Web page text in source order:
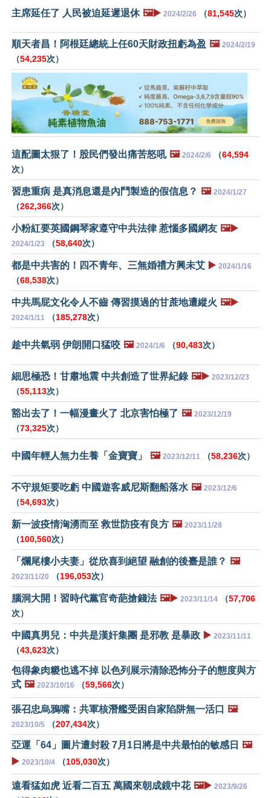
主席延任了 人民被迫延遲退休 🖼️▶️ 2024/2/26 （81,545次）
順天者昌！阿根廷總統上任60天財政扭虧為盈 🖼️ 2024/2/19
（54,235次）
這配圖太狠了！股民們發出痛苦怒吼 🖼️ 2024/2/6 （64,594
次）
習患重病 是真消息還是內鬥製造的假信息？ 🖼️ 2024/1/27
（262,366次）
小粉紅要英國鋼琴家遵守中共法律 惹惱多國網友 🖼️▶️
2024/1/23 （58,640次）
都是中共害的！四不青年、三無婚禮方興未艾 ▶️ 2024/1/16
（68,538次）
中共馬屁文化令人不齒 傳習摸過的甘蔗地遭縱火 🖼️▶️
2024/1/11 （185,278次）
趁中共氣弱 伊朗開口猛咬 🖼️ 2024/1/6 （90,483次）
細思極恐！甘肅地震 中共創造了世界紀錄 🖼️▶️ 2023/12/23
（55,113次）
豁出去了！一幅漫畫火了 北京害怕極了 🖼️ 2023/12/19
（73,325次）
中國年輕人無力生養「金寶寶」 🖼️ 2023/12/11 （58,236次）
不守規矩要吃虧 中國遊客威尼斯翻船落水 🖼️ 2023/12/6
（54,693次）
新一波疫情洶湧而至 救世防疫有良方 🖼️ 2023/11/28
（100,560次）
「爛尾樓小夫妻」從欣喜到絕望 融創的後臺是誰？ 🖼️
2023/11/20 （196,053次）
腦洞大開！習時代黨官奇葩搶錢法 🖼️▶️ 2023/11/14 （57,706
次）
中國真男兒：中共是漢奸集團 是邪教 是暴政 ▶️ 2023/11/11
（43,623次）
包得象肉糉也逃不掉 以色列展示清除恐怖分子的態度與方
式 🖼️ 2023/10/16 （59,566次）
張召忠烏鴉嘴：共軍核潛艦受困自家陷阱無一活口 🖼️
2023/10/5 （207,434次）
亞運「64」圖片遭封殺 7月1日將是中共最怕的敏感日 🖼️
▶️ 2023/10/4 （105,030次）
遠看猛如虎 近看二百五 萬國來朝成鏡中花 🖼️▶️ 2023/9/26